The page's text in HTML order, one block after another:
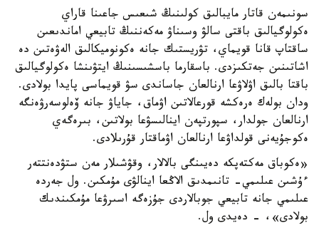
سونىمەن قاتار مايبالىق كولىنىڭ شىعىس جاعىنا قاراي
ەكولوگيالىق باقتى سالۋ وسىناۋ مەكەننىڭ تابيعي اماندىعىن
ساقتاپ قانا قويماي، تۋريستىك جانە ەكونوميكالىق الەۋەتىن دە
اشاتىنىن جەتكىزدى. باسقارما باسشىسىنىڭ ايتۋىنشا ەكولوگيالىق
باقتا بالىق اۋلاۋعا ارنالعان جاساندى سۋ قويماسى پايدا بولادى.
ودان بولەك ەرەكشە قورعالاتىن اۋماق، جاياۋ جانە ۆەلوسەرۋەنگە
ارنالعان جولدار، سپورتپەن اينالىسۋعا بولاتىن، بىرەگەي
ەكوجۇيەنى قولداۋعا ارنالعان اۋماقتار قۇرىلادى.
«ەكوباق مەكتەپكە دەيىنگى بالالار، وقۋشىلار مەن ستۋدەنتتەر
ءۇشىن عىلىمي- تانىمدىق الاڭعا اينالۋى مۇمكىن. ول جەردە
عىلىمي جانە تابيعي جوبالاردى جۇزەگە اسىرۋعا مۇمكىندىك
بولادى»، - دەيدى ول.